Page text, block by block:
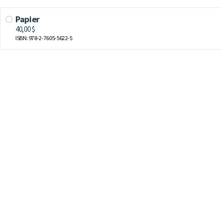
Papier
40,00 $
ISBN: 978-2-7605-5622-5